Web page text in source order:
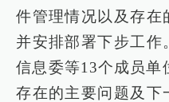
件管理情况以及存在
并安排部署下步工作
信息委等13个成员单
存在的主要问题及下